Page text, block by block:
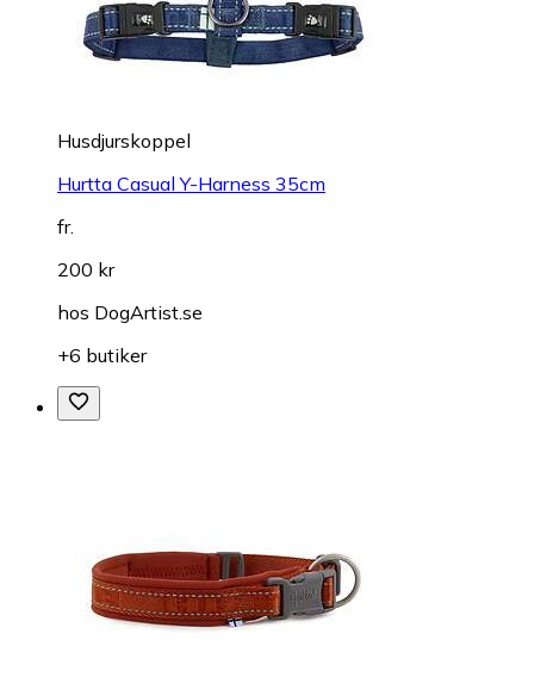
Husdjurskoppel
Hurtta Casual Y-Harness 35cm
fr.
200 kr
hos DogArtist.se
+6 butiker